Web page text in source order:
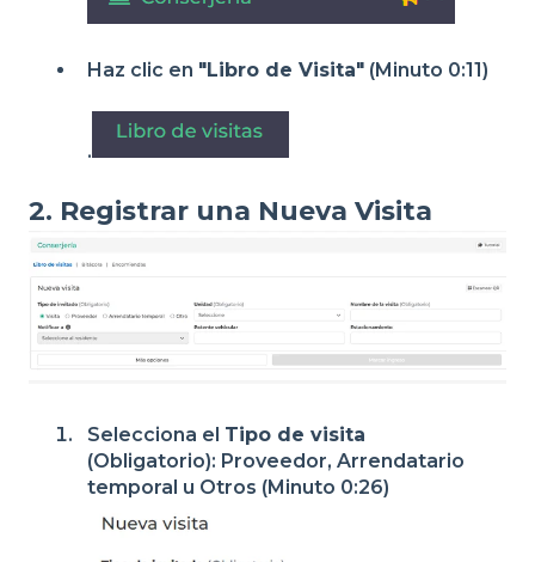
Haz clic en "Libro de Visita" (Minuto 0:11)
.
2. Registrar una Nueva Visita
Selecciona el Tipo de visita
(Obligatorio): Proveedor, Arrendatario
temporal u Otros (Minuto 0:26)